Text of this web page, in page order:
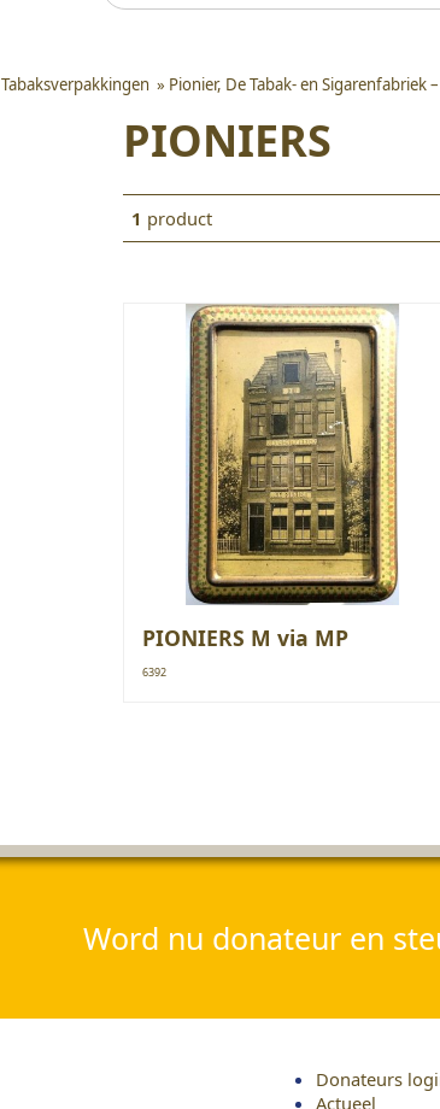
Tabaksverpakkingen » Pionier, De Tabak- en Sigarenfabriek
PIONIERS
1 product
PIONIERS M via MP
6392
Word nu donateur en
Donateurs
Actueel